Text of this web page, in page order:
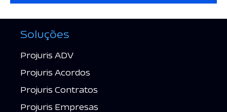
Soluções
Projuris ADV
Projuris Acordos
Projuris Contratos
Projuris Empresas